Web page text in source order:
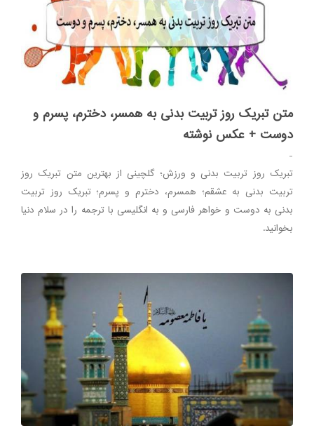
متن تبریک روز تربیت بدنی به همسر، دخترم، پسرم و
دوست + عکس نوشته
-
تبریک روز تربیت بدنی و ورزش؛ گلچینی از بهترین متن تبریک روز
تربیت بدنی به عشقم؛ همسرم، دخترم و پسرم؛ تبریک روز تربیت
بدنی به دوست و خواهر فارسی و به انگلیسی با ترجمه را در سلام دنیا
بخوانید.